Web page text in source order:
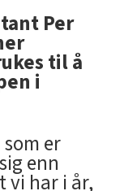
Per
til å
i
er
enn
vi har i år,